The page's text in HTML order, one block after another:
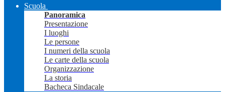
Scuola
Panoramica
Presentazione
I luoghi
Le persone
I numeri della scuola
Le carte della scuola
Organizzazione
La storia
Bacheca Sindacale